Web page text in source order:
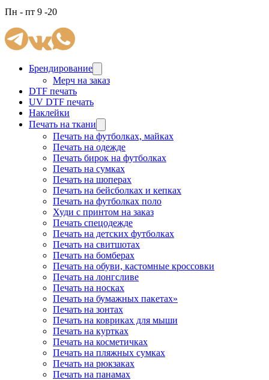
Пн - пт 9 -20
Брендирование
Мерч на заказ
DTF печать
UV DTF печать
Наклейки
Печать на ткани
Печать на футболках, майках
Печать на одежде
Печать бирок на футболках
Печать на сумках
Печать на шоперах
Печать на бейсболках и кепках
Печать на футболках поло
Худи с принтом на заказ
Печать спецодежде
Печать на детских футболках
Печать на свитшотах
Печать на бомберах
Печать на обуви, кастомные кроссовки
Печать на лонгсливе
Печать на носках
Печать на бумажных пакетах»
Печать на зонтах
Печать на ковриках для мыши
Печать на куртках
Печать на косметичках
Печать на пляжных сумках
Печать на рюкзаках
Печать на панамах